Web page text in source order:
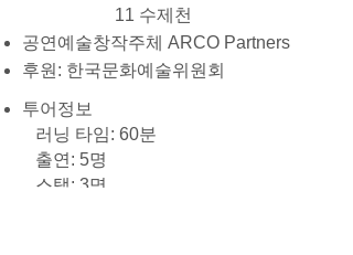
11 수제천​​
​공연예술창작주체 ARCO Partners
​후원: 한국문화예술위원회
투어정보
러닝 타임: 60분
출연: 5명
스탭: 3명